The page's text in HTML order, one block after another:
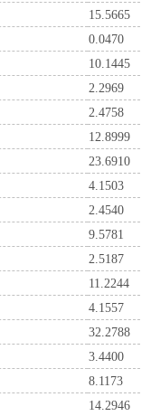
15.5665
0.0470
10.1445
2.2969
2.4758
12.8999
23.6910
4.1503
2.4540
9.5781
2.5187
11.2244
4.1557
32.2788
3.4400
8.1173
14.2946